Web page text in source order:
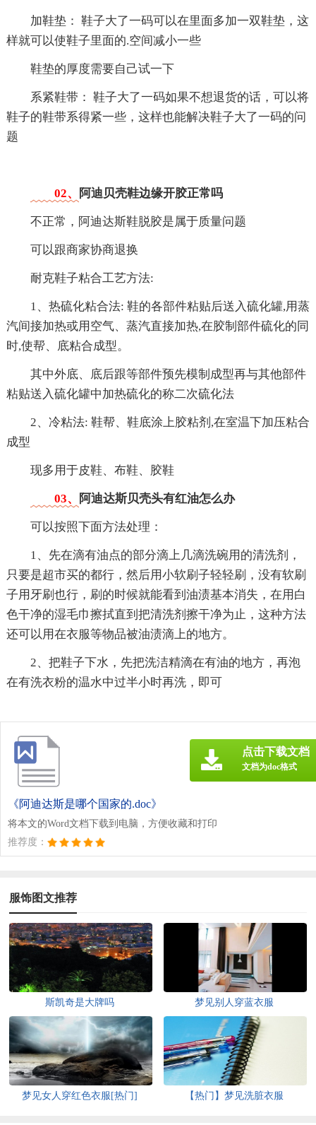
加鞋垫： 鞋子大了一码可以在里面多加一双鞋垫，这
样就可以使鞋子里面的.空间减小一些
鞋垫的厚度需要自己试一下
系紧鞋带： 鞋子大了一码如果不想退货的话，可以将
鞋子的鞋带系得紧一些，这样也能解决鞋子大了一码的问
题
02、 阿迪贝壳鞋边缘开胶正常吗
不正常，阿迪达斯鞋脱胶是属于质量问题
可以跟商家协商退换
耐克鞋子粘合工艺方法:
1、热硫化粘合法: 鞋的各部件粘贴后送入硫化罐,用蒸
汽间接加热或用空气、蒸汽直接加热,在胶制部件硫化的同
时,使帮、底粘合成型。
其中外底、底后跟等部件预先模制成型再与其他部件
粘贴送入硫化罐中加热硫化的称二次硫化法
2、冷粘法: 鞋帮、鞋底涂上胶粘剂,在室温下加压粘合
成型
现多用于皮鞋、布鞋、胶鞋
03、 阿迪达斯贝壳头有红油怎么办
可以按照下面方法处理：
1、先在滴有油点的部分滴上几滴洗碗用的清洗剂，
只要是超市买的都行，然后用小软刷子轻轻刷，没有软刷
子用牙刷也行，刷的时候就能看到油渍基本消失，在用白
色干净的湿毛巾擦拭直到把清洗剂擦干净为止，这种方法
还可以用在衣服等物品被油渍滴上的地方。
2、把鞋子下水，先把洗洁精滴在有油的地方，再泡
在有洗衣粉的温水中过半小时再洗，即可
《阿迪达斯是哪个国家的.doc》
将本文的Word文档下载到电脑，方便收藏和打印
推荐度：
点击下载文档
文档为doc格式
服饰图文推荐
斯凯奇是大牌吗 梦见别人穿蓝衣服
梦见女人穿红色衣服[热门] 【热门】梦见洗脏衣服